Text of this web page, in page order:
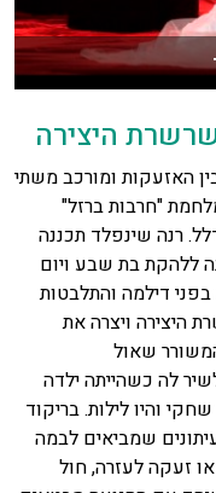
היצירה
האזעקות ומורכב משתי
"חרבות ברזל"
רנה שינפלד תכננה
לציון 45 שנה ללהקתה, 60 שנה ללהקת בת שבע ויום
בפני דילמה והתלבטות
היצירה ויצרה את
שאול
לה כשהייתה ילדה
והיו לילות. בריקוד
שמביאים לבמה
זעקה לעזרה, חול